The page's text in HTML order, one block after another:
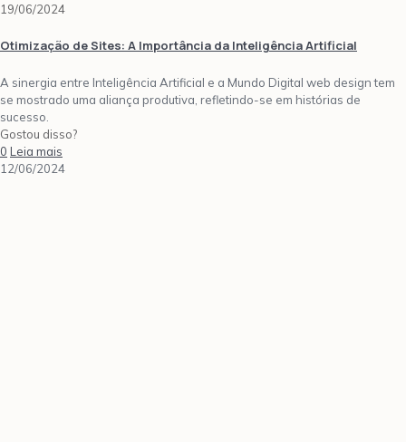
19/06/2024
Otimização de Sites: A Importância da Inteligência Artificial
A sinergia entre Inteligência Artificial e a Mundo Digital web design tem
se mostrado uma aliança produtiva, refletindo-se em histórias de
sucesso.
Gostou disso?
0 Leia mais
12/06/2024